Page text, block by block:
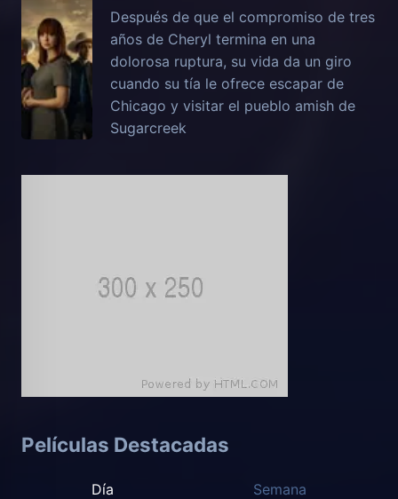
Después de que el compromiso de tres
años de Cheryl termina en una
dolorosa ruptura, su vida da un giro
cuando su tía le ofrece escapar de
Chicago y visitar el pueblo amish de
Sugarcreek
Películas Destacadas
Día Semana